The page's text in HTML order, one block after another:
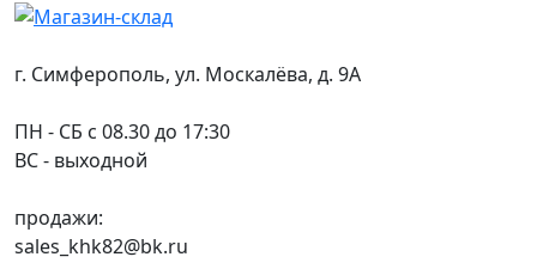
г. Симферополь, ул. Москалёва, д. 9А
ПН - СБ с 08.30 до 17:30
ВС - выходной
продажи:
sales_khk82@bk.ru